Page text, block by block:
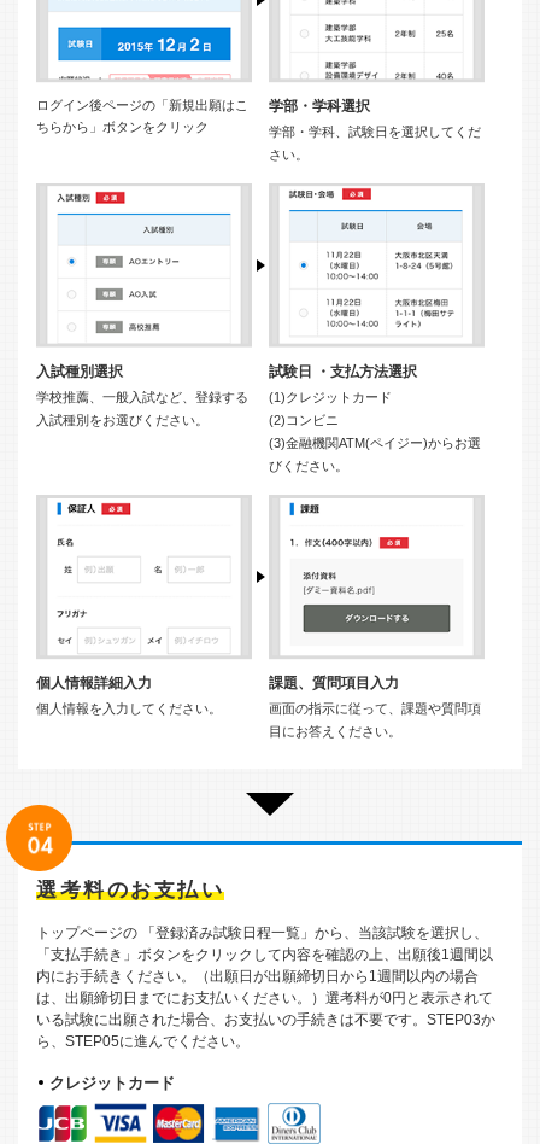
ログイン後ページの「新規出願はこ
ちらから」ボタンをクリック
学部・学科選択
学部・学科、試験日を選択してくだ
さい。
入試種別選択
学校推薦、一般入試など、登録する
入試種別をお選びください。
試験日 ・支払方法選択
(1)クレジットカード
(2)コンビニ
(3)金融機関ATM(ペイジー)からお選
びください。
個人情報詳細入力
個人情報を入力してください。
課題、質問項目入力
画面の指示に従って、課題や質問項
目にお答えください。
選考料のお支払い
トップページの 「登録済み試験日程一覧」から、当該試験を選択し、
「支払手続き」ボタンをクリックして内容を確認の上、出願後1週間以
内にお手続きください。（出願日が出願締切日から1週間以内の場合
は、出願締切日までにお支払いください。）選考料が0円と表示されて
いる試験に出願された場合、お支払いの手続きは不要です。STEP03か
ら、STEP05に進んでください。
クレジットカード